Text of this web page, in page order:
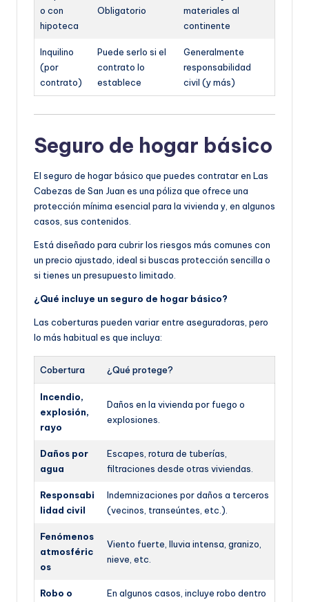
o con
hipoteca
Obligatorio
materiales al
continente
Inquilino
(por
contrato)
Puede serlo si el
contrato lo
establece
Generalmente
responsabilidad
civil (y más)
Seguro de hogar básico
El seguro de hogar básico que puedes contratar en Las
Cabezas de San Juan es una póliza que ofrece una
protección mínima esencial para la vivienda y, en algunos
casos, sus contenidos.
Está diseñado para cubrir los riesgos más comunes con
un precio ajustado, ideal si buscas protección sencilla o
si tienes un presupuesto limitado.
¿Qué incluye un seguro de hogar básico?
Las coberturas pueden variar entre aseguradoras, pero
lo más habitual es que incluya:
Cobertura ¿Qué protege?
Incendio,
explosión,
rayo
Daños en la vivienda por fuego o
explosiones.
Daños por
agua
Escapes, rotura de tuberías,
filtraciones desde otras viviendas.
Responsabi
lidad civil
Indemnizaciones por daños a terceros
(vecinos, transeúntes, etc.).
Fenómenos
atmosféric
os
Viento fuerte, lluvia intensa, granizo,
nieve, etc.
Robo o
En algunos casos, incluye robo dentro